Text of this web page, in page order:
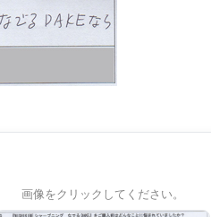
画像をクリックしてください。